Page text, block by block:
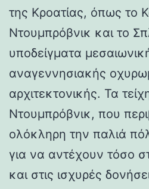
της Κροατίας, όπως το
Ντουμπρόβνικ και το
υποδείγματα
αναγεννησιακής
αρχιτεκτονικής. Τα
Ντουμπρόβνικ, που
ολόκληρη την παλιά
για να αντέχουν τόσο
και στις ισχυρές